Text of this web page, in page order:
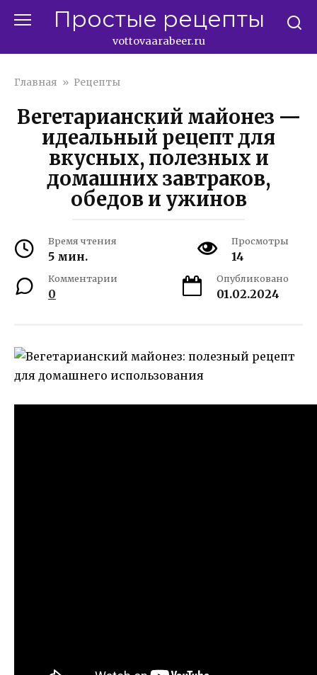
Простые рецепты
vottovaarabeer.ru
Главная » Рецепты
Вегетарианский майонез —
идеальный рецепт для
вкусных, полезных и
домашних завтраков,
обедов и ужинов
Время чтения
5 мин.
Просмотры
14
Комментарии
0
Опубликовано
01.02.2024